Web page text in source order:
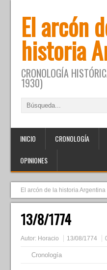
El arcón
historia
CRONOLOGÍA
1930)
INICIO CRONOLOGÍA
OPINIONES
El arcón de la historia Argentina
13/8/1774
Autor: Horacio 13/08/1774
Cronología